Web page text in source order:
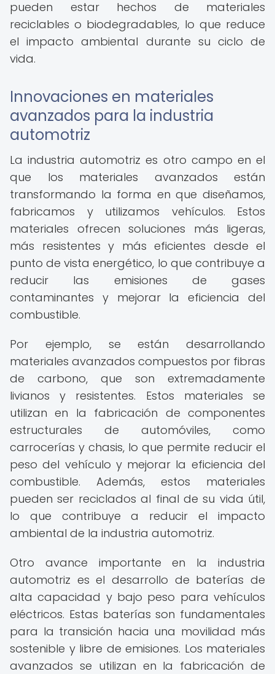
pueden estar hechos de materiales
reciclables o biodegradables, lo que reduce
el impacto ambiental durante su ciclo de
vida.
Innovaciones en materiales
avanzados para la industria
automotriz
La industria automotriz es otro campo en el
que los materiales avanzados están
transformando la forma en que diseñamos,
fabricamos y utilizamos vehículos. Estos
materiales ofrecen soluciones más ligeras,
más resistentes y más eficientes desde el
punto de vista energético, lo que contribuye a
reducir las emisiones de gases
contaminantes y mejorar la eficiencia del
combustible.
Por ejemplo, se están desarrollando
materiales avanzados compuestos por fibras
de carbono, que son extremadamente
livianos y resistentes. Estos materiales se
utilizan en la fabricación de componentes
estructurales de automóviles, como
carrocerías y chasis, lo que permite reducir el
peso del vehículo y mejorar la eficiencia del
combustible. Además, estos materiales
pueden ser reciclados al final de su vida útil,
lo que contribuye a reducir el impacto
ambiental de la industria automotriz.
Otro avance importante en la industria
automotriz es el desarrollo de baterías de
alta capacidad y bajo peso para vehículos
eléctricos. Estas baterías son fundamentales
para la transición hacia una movilidad más
sostenible y libre de emisiones. Los materiales
avanzados se utilizan en la fabricación de